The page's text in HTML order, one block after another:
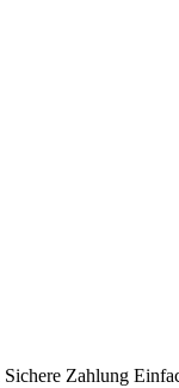
Sichere Zahlung